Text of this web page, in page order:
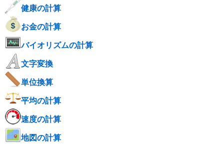
健康の計算
お金の計算
バイオリズムの計算
文字変換
単位換算
平均の計算
速度の計算
地図の計算